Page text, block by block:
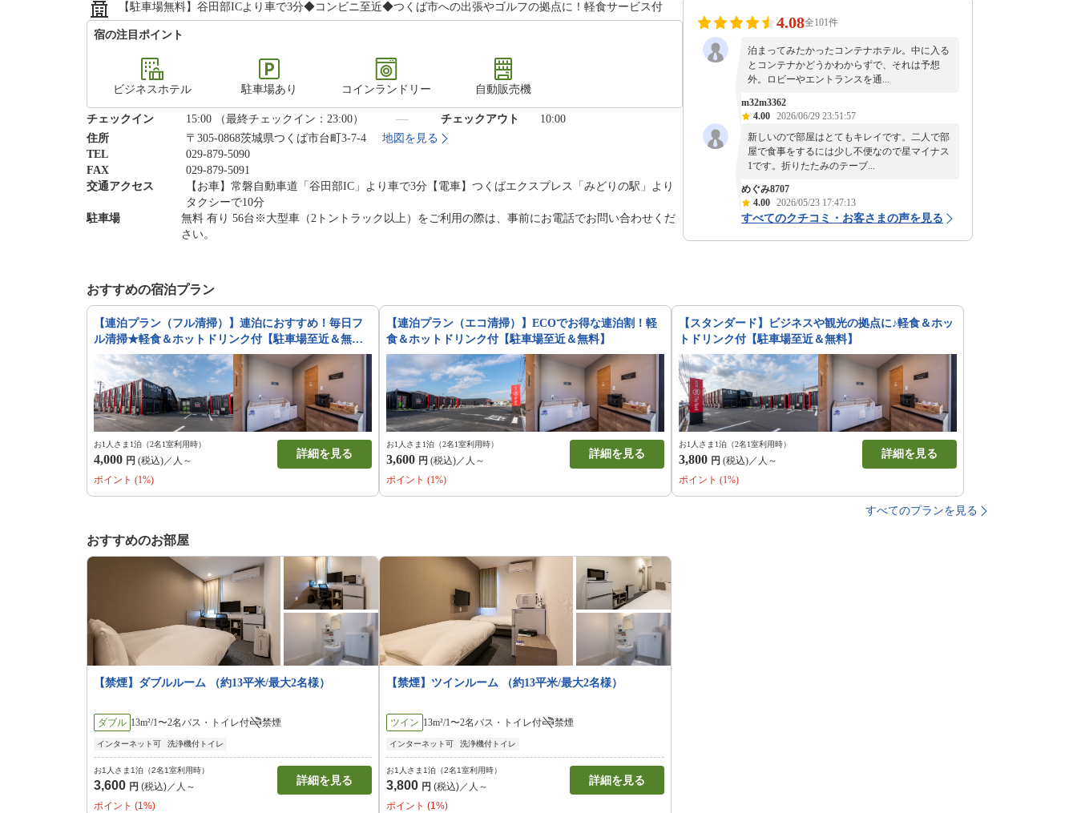
【駐車場無料】谷田部ICより車で3分◆コンビニ至近◆つくば市への出張やゴルフの拠点に！軽食サービス付
宿の注目ポイント
ビジネスホテル 駐車場あり コインランドリー 自動販売機
チェックイン 15:00 （最終チェックイン：23:00） チェックアウト
10:00
住所
〒305-0868茨城県つくば市台町3-7-4
地図を見る
TEL
029-879-5090
FAX
029-879-5091
交通アクセス
【お車】常磐自動車道「谷田部IC」より車で3分【電車】つくばエクスプレス「みどりの駅」より
タクシーで10分
駐車場
無料 有り 56台※大型車（2トントラック以上）をご利用の際は、事前にお電話でお問い合わせくだ
さい。
4.08全101件
泊まってみたかったコンテナホテル。中に入る
とコンテナかどうかわからずで、それは予想
外。ロビーやエントランスを通...
m32m3362
4.00 2026/06/29 23:51:57
新しいので部屋はとてもキレイです。二人で部
屋で食事をするには少し不便なので星マイナス
1です。折りたたみのテーブ...
めぐみ8707
4.00 2026/05/23 17:47:13
すべてのクチコミ・お客さまの声を見る
おすすめの宿泊プラン
【連泊プラン（フル清掃）】連泊におすすめ！毎日フ
ル清掃★軽食＆ホットドリンク付【駐車場至近＆無
料】
お1人さま1泊（2名1室利用時）
4,000 円 (税込)／人～
詳細を見る
ポイント (1%)
【連泊プラン（エコ清掃）】ECOでお得な連泊割！軽
食＆ホットドリンク付【駐車場至近＆無料】
お1人さま1泊（2名1室利用時）
3,600 円 (税込)／人～
詳細を見る
ポイント (1%)
【スタンダード】ビジネスや観光の拠点に♪軽食＆ホッ
トドリンク付【駐車場至近＆無料】
お1人さま1泊（2名1室利用時）
3,800 円 (税込)／人～
詳細を見る
ポイント (1%)
すべてのプランを見る
おすすめのお部屋
【禁煙】ダブルルーム （約13平米/最大2名様）
ダブル 13m²/1〜2名バス・トイレ付 禁煙
インターネット可 洗浄機付トイレ
お1人さま1泊（2名1室利用時）
3,600 円 (税込)／人～ 詳細を見る
ポイント (1%)
【禁煙】ツインルーム （約13平米/最大2名様）
ツイン 13m²/1〜2名バス・トイレ付 禁煙
インターネット可 洗浄機付トイレ
お1人さま1泊（2名1室利用時）
3,800 円 (税込)／人～ 詳細を見る
ポイント (1%)